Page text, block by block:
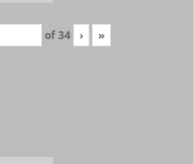
of34 › »